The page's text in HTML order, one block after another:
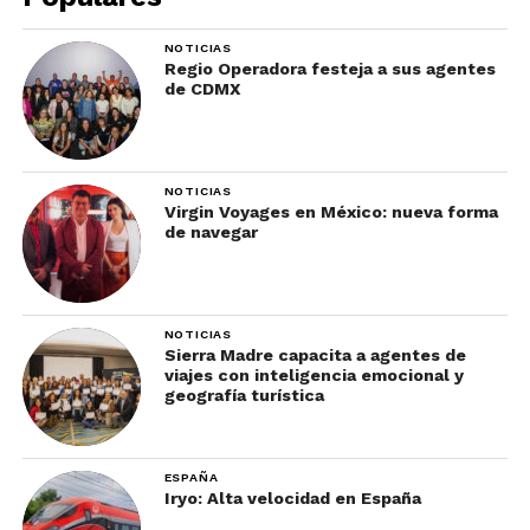
Foto: Jim Cowsert
El equipo de las Grandes Ligas de Béisbol
Rangerses un referente de los deportes en Dallas.
Antes de tener el nombre Texas Rangers, en
honor a la agencia policiaca texana, jugaron con
los nombres Washington Senators y Twins. Su
temporada regular va de marzo a octubre.
Su sede es el estadio Globe Life Park, un estadio
NOTICIAS
Regio Operadora festeja a sus agentes
de CDMX
NOTICIAS
Virgin Voyages en México: nueva forma
de navegar
NOTICIAS
Sierra Madre capacita a agentes de
viajes con inteligencia emocional y
geografía turística
ESPAÑA
Iryo: Alta velocidad en España